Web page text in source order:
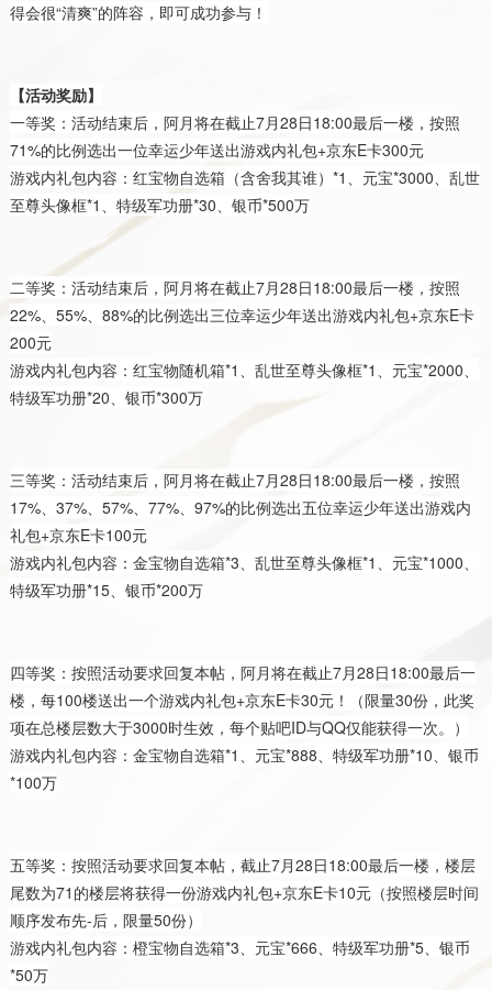
得会很“清爽”的阵容，即可成功参与！
【活动奖励】
一等奖：活动结束后，阿月将在截止7月28日18:00最后一楼，按照
71%的比例选出一位幸运少年送出游戏内礼包+京东E卡300元
游戏内礼包内容：红宝物自选箱（含舍我其谁）*1、元宝*3000、乱世
至尊头像框*1、特级军功册*30、银币*500万
二等奖：活动结束后，阿月将在截止7月28日18:00最后一楼，按照
22%、55%、88%的比例选出三位幸运少年送出游戏内礼包+京东E卡
200元
游戏内礼包内容：红宝物随机箱*1、乱世至尊头像框*1、元宝*2000、
特级军功册*20、银币*300万
三等奖：活动结束后，阿月将在截止7月28日18:00最后一楼，按照
17%、37%、57%、77%、97%的比例选出五位幸运少年送出游戏内
礼包+京东E卡100元
游戏内礼包内容：金宝物自选箱*3、乱世至尊头像框*1、元宝*1000、
特级军功册*15、银币*200万
四等奖：按照活动要求回复本帖，阿月将在截止7月28日18:00最后一
楼，每100楼送出一个游戏内礼包+京东E卡30元！（限量30份，此奖
项在总楼层数大于3000时生效，每个贴吧ID与QQ仅能获得一次。）
游戏内礼包内容：金宝物自选箱*1、元宝*888、特级军功册*10、银币
*100万
五等奖：按照活动要求回复本帖，截止7月28日18:00最后一楼，楼层
尾数为71的楼层将获得一份游戏内礼包+京东E卡10元（按照楼层时间
顺序发布先-后，限量50份）
游戏内礼包内容：橙宝物自选箱*3、元宝*666、特级军功册*5、银币
*50万